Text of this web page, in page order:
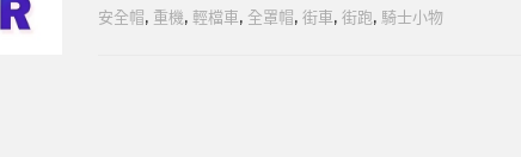
安全帽, 重機, 輕檔車, 全罩帽,街車,街跑, 騎士小物